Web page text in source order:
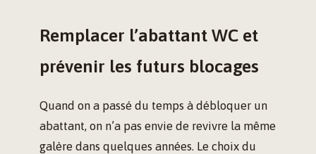
Remplacer l’abattant WC et
prévenir les futurs blocages
Quand on a passé du temps à débloquer un
abattant, on n’a pas envie de revivre la même
galère dans quelques années. Le choix du